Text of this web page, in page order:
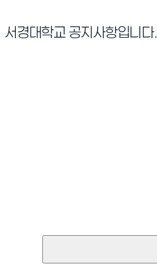
서경대학교 공지사항입니다.